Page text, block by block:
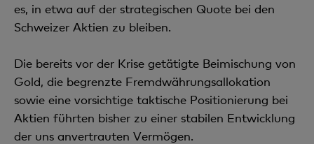
es, in etwa auf der strategischen Quote bei den
Schweizer Aktien zu bleiben.
Die bereits vor der Krise getätigte Beimischung von
Gold, die begrenzte Fremdwährungsallokation
sowie eine vorsichtige taktische Positionierung bei
Aktien führten bisher zu einer stabilen Entwicklung
der uns anvertrauten Vermögen.